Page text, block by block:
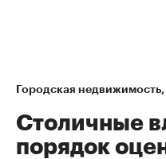
Городская недвижимость⁠,
Столичные
порядок